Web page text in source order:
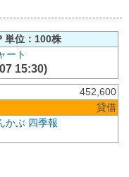
単位：100株
15:30)
452,600
貸借
かぶ 四季報